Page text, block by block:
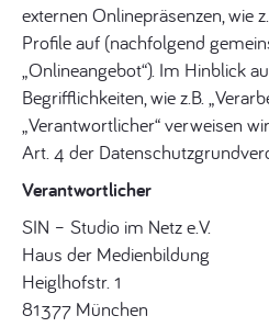
externen Onlinepräsenzen, wie
Profile auf (nachfolgend
„Onlineangebot“). Im Hinblick
Begrifflichkeiten, wie z.B.
„Verantwortlicher“ verweisen
Art. 4 der
Verantwortlicher
SIN – Studio im Netz e.V.
Haus der Medienbildung
Heiglhofstr. 1
81377 München